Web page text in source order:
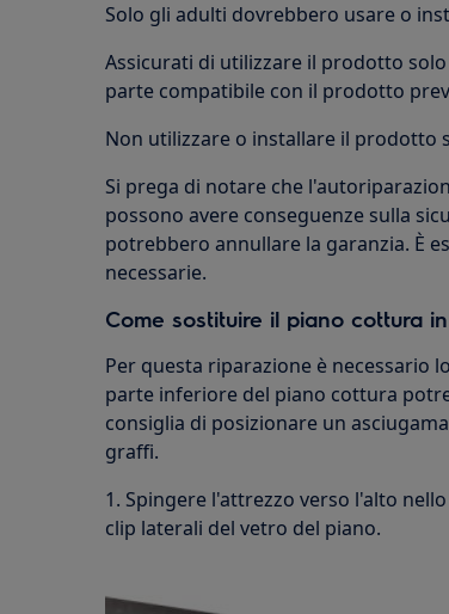
Solo gli adulti dovrebbero usare o
Assicurati di utilizzare il prodotto
parte compatibile con il prodotto
Non utilizzare o installare il prodotto
Si prega di notare che
possono avere conseguenze sulla
potrebbero annullare la garanzia. È
necessarie.
Come sostituire il piano cottura
Per questa riparazione è necessario
parte inferiore del piano cottura
consiglia di posizionare un
graffi.
1. Spingere l'attrezzo verso l'alto
clip laterali del vetro del piano.